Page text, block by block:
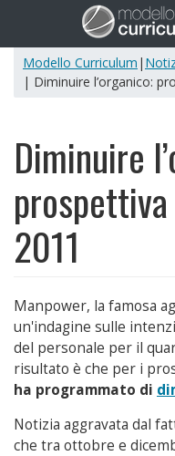
Modello Curriculum |
| Diminuire l’organico:
Diminuire
prospettiva
2011
Manpower, la famosa
un'indagine sulle
del personale per il
risultato è che per i
ha programmato di
Notizia aggravata dal
che tra ottobre e